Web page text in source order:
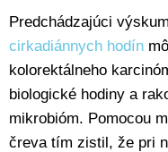
Predchádzajúci
cirkadiánnych hodín
kolorektálneho
biologické hodiny a
mikrobióm. Pomocou
čreva tím zistil, že pri